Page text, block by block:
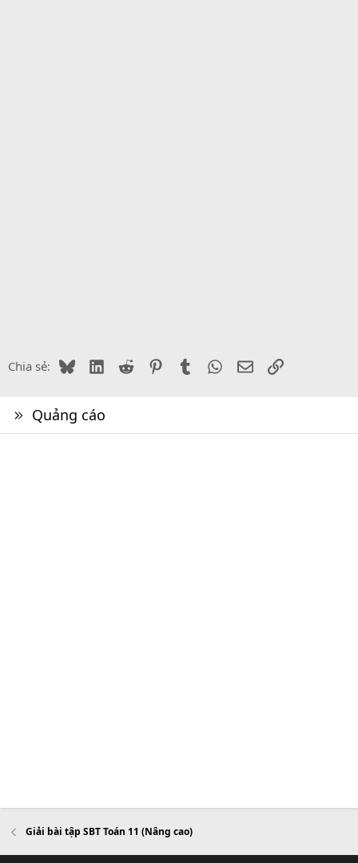
Chia sẻ: BlueskyLinkedIn
Reddit PinterestTumblr WhatsApp
EmailLink
Quảng cáo
Giải bài tập SBT Toán 11 (Nâng cao)